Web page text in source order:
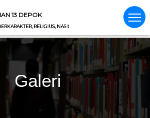
13 DEPOK
RELIGIUS, NASIONALIS, INTEGRITAS
Galeri